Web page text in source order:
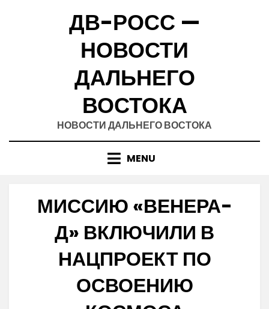
ДВ-РОСС —
НОВОСТИ
ДАЛЬНЕГО
ВОСТОКА
НОВОСТИ ДАЛЬНЕГО ВОСТОКА
MENU
МИССИЮ «ВЕНЕРА-
Д» ВКЛЮЧИЛИ В
НАЦПРОЕКТ ПО
ОСВОЕНИЮ